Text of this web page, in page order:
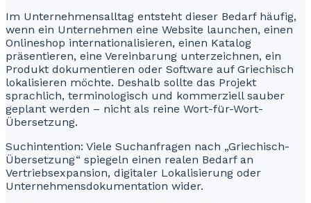
Im Unternehmensalltag entsteht dieser Bedarf häufig,
wenn ein Unternehmen eine Website launchen, einen
Onlineshop internationalisieren, einen Katalog
präsentieren, eine Vereinbarung unterzeichnen, ein
Produkt dokumentieren oder Software auf Griechisch
lokalisieren möchte. Deshalb sollte das Projekt
sprachlich, terminologisch und kommerziell sauber
geplant werden – nicht als reine Wort-für-Wort-
Übersetzung.
Suchintention: Viele Suchanfragen nach „Griechisch-
Übersetzung“ spiegeln einen realen Bedarf an
Vertriebsexpansion, digitaler Lokalisierung oder
Unternehmensdokumentation wider.